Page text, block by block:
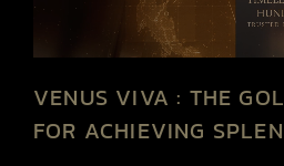
VENUS VIVA : THE
FOR ACHIEVING